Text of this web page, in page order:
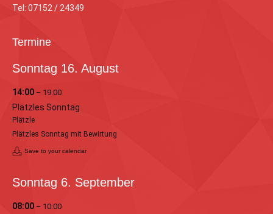
Tel: 07152 / 24349
Termine
Sonntag 16. August
14:00 – 19:00
Plätzles Sonntag
Plätzle
Plätzles Sonntag mit Bewirtung
Save to your calendar
Sonntag 6. September
08:00 – 10:00